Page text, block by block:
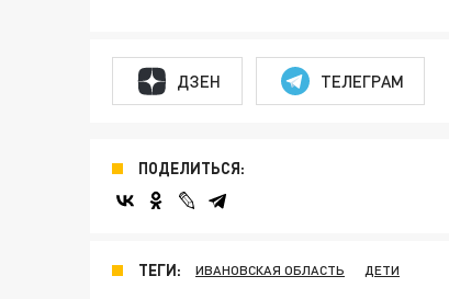
ДЗЕН ТЕЛЕГРАМ
ПОДЕЛИТЬСЯ:
ТЕГИ: ИВАНОВСКАЯ ОБЛАСТЬ ДЕТИ